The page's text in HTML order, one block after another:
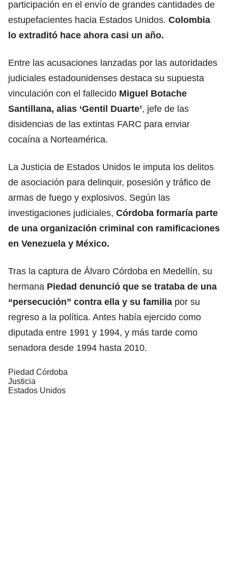
participación en el envío de grandes cantidades de
estupefacientes hacia Estados Unidos. Colombia
lo extraditó hace ahora casi un año.
Entre las acusaciones lanzadas por las autoridades
judiciales estadounidenses destaca su supuesta
vinculación con el fallecido Miguel Botache
Santillana, alias ‘Gentil Duarte’, jefe de las
disidencias de las extintas FARC para enviar
cocaína a Norteamérica.
La Justicia de Estados Unidos le imputa los delitos
de asociación para delinquir, posesión y tráfico de
armas de fuego y explosivos. Según las
investigaciones judiciales, Córdoba formaría parte
de una organización criminal con ramificaciones
en Venezuela y México.
Tras la captura de Álvaro Córdoba en Medellín, su
hermana Piedad denunció que se trataba de una
“persecución” contra ella y su familia por su
regreso a la política. Antes había ejercido como
diputada entre 1991 y 1994, y más tarde como
senadora desde 1994 hasta 2010.
Piedad Córdoba
Justicia
Estados Unidos